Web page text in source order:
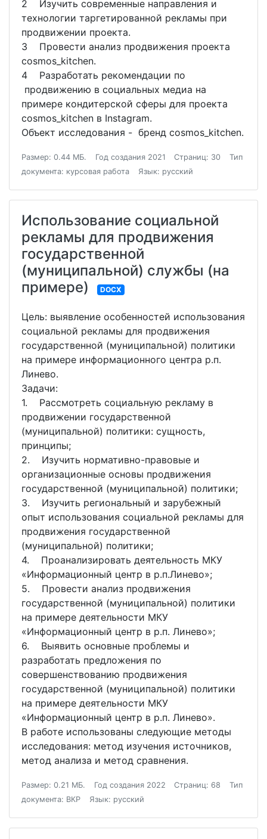
2 Изучить современные направления и
технологии таргетированной рекламы при
продвижении проекта.
3 Провести анализ продвижения проекта
cosmos_kitchen.
4 Разработать рекомендации по
продвижению в социальных медиа на
примере кондитерской сферы для проекта
cosmos_kitchen в Instagram.
Объект исследования - бренд cosmos_kitchen.
Размер: 0.44 МБ. Год создания 2021 Страниц: 30
Тип
документа: курсовая работа
Язык: русский
Использование социальной
рекламы для продвижения
государственной
(муниципальной) службы (на
примере)
DOCX
Цель: выявление особенностей использования
социальной рекламы для продвижения
государственной (муниципальной) политики
на примере информационного центра р.п.
Линево.
Задачи:
1. Рассмотреть социальную рекламу в
продвижении государственной
(муниципальной) политики: сущность,
принципы;
2. Изучить нормативно-правовые и
организационные основы продвижения
государственной (муниципальной) политики;
3. Изучить региональный и зарубежный
опыт использования социальной рекламы для
продвижения государственной
(муниципальной) политики;
4. Проанализировать деятельность МКУ
«Информационный центр в р.п.Линево»;
5. Провести анализ продвижения
государственной (муниципальной) политики
на примере деятельности МКУ
«Информационный центр в р.п. Линево»;
6. Выявить основные проблемы и
разработать предложения по
совершенствованию продвижения
государственной (муниципальной) политики
на примере деятельности МКУ
«Информационный центр в р.п. Линево».
В работе использованы следующие методы
исследования: метод изучения источников,
метод анализа и метод сравнения.
Размер: 0.21 МБ. Год создания 2022 Страниц: 68
Тип
документа: ВКР
Язык: русский